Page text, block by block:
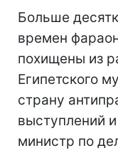
Больше
времен
похищены из
Египетского
страну
выступлений
министр по